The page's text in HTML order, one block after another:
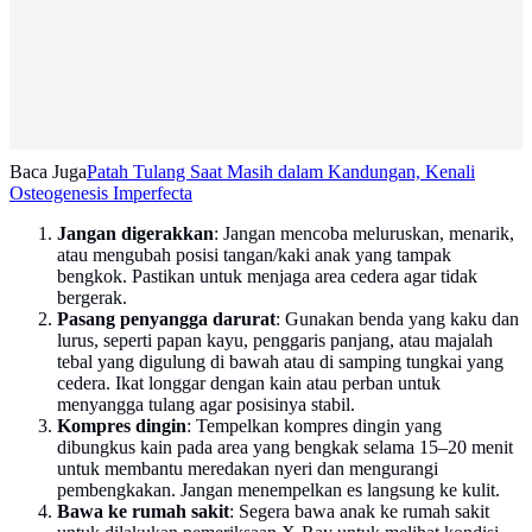
Baca JugaPatah Tulang Saat Masih dalam Kandungan, Kenali
Osteogenesis Imperfecta
Jangan digerakkan: Jangan mencoba meluruskan, menarik,
atau mengubah posisi tangan/kaki anak yang tampak
bengkok. Pastikan untuk menjaga area cedera agar tidak
bergerak.
Pasang penyangga darurat: Gunakan benda yang kaku dan
lurus, seperti papan kayu, penggaris panjang, atau majalah
tebal yang digulung di bawah atau di samping tungkai yang
cedera. Ikat longgar dengan kain atau perban untuk
menyangga tulang agar posisinya stabil.
Kompres dingin: Tempelkan kompres dingin yang
dibungkus kain pada area yang bengkak selama 15–20 menit
untuk membantu meredakan nyeri dan mengurangi
pembengkakan. Jangan menempelkan es langsung ke kulit.
Bawa ke rumah sakit: Segera bawa anak ke rumah sakit